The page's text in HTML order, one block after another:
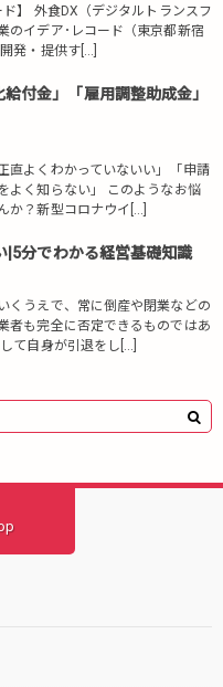
ド】 ​外食DX（デジタルトランスフ
のイデア･レコード（東京都新宿
発・提供す[…]
付金」「雇用調整助成金」
直よくわかっていないい」「申請
よく知らない」 このようなお悩
か？新型コロナウイ[…]
|5分でわかる経営基礎知識
くうえで、常に倒産や閉業などの
者も完全に否定できるものではあ
て自身が引退をし[…]